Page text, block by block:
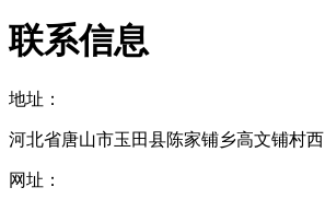
联系信息
地址：
河北省唐山市玉田县陈家铺乡高文铺村西
网址：